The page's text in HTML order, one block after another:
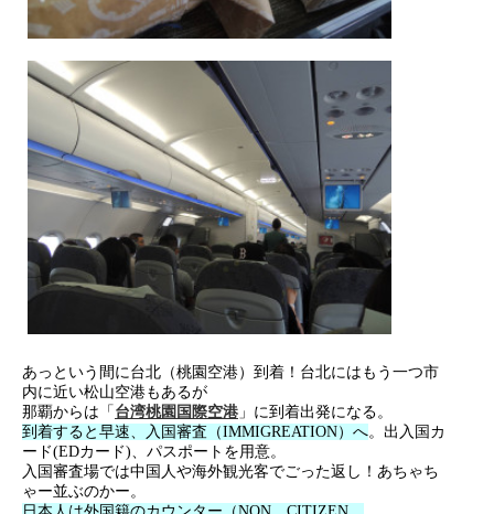
あっという間に台北（桃園空港）到着！台北にはもう一つ市
内に近い松山空港もあるが
那覇からは「 台湾桃園国際空港 」に到着出発になる。
到着すると早速、入国審査（IMMIGREATION）へ。出入国カ
ード(EDカード)、パスポートを用意。
入国審査場では中国人や海外観光客でごった返し！あちゃち
ゃー並ぶのかー。